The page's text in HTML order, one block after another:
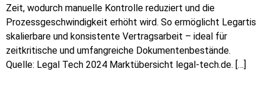
Zeit, wodurch manuelle Kontrolle reduziert und die
Prozessgeschwindigkeit erhöht wird. So ermöglicht Legartis
skalierbare und konsistente Vertragsarbeit – ideal für
zeitkritische und umfangreiche Dokumentenbestände.
Quelle: Legal Tech 2024 Marktübersicht legal-tech.de. […]